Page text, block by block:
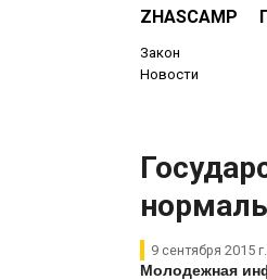
ZHASCAMP
Закон
Новости
9 сентября 2015 г.
Молодежная